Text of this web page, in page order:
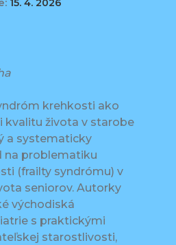
15. 4. 2026
krehkosti ako
kvalitu života v starobe
a systematicky
na problematiku
(frailty syndrómu) v
seniorov. Autorky
východiská
s praktickými
starostlivosti,